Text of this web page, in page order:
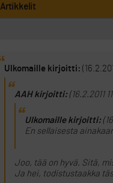
Artikkelit
Ulkomaille kirjoitti:
AAH kirjoitti:(16.2.2011
Ulkomaille kirjoitti:
En sellaisesta
Joo, tää on hyvä. Sitä,
Ja hei, todistustaakka